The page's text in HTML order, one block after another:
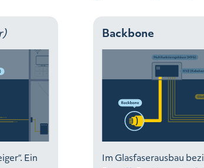
Ein
Backbone
Im Glasfaserausbau